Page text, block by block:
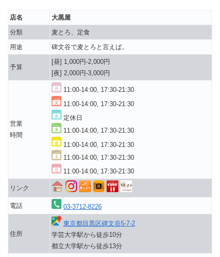
店名
大黒屋
分類
麦とろ、定食
用途
碑文谷で麦とろと言えば。
予算
[昼] 1,000円-2,000円
[夜] 2,000円-3,000円
営業
時間
11:00-14:00, 17:30-21:30
11:00-14:00, 17:30-21:30
定休日
11:00-14:00, 17:30-21:30
11:00-14:00, 17:30-21:30
11:00-14:00, 17:30-21:30
11:00-14:00, 17:30-21:30
リンク
電話 03-3712-8226
住所
東京都目黒区碑文谷5-7-2
学芸大学駅から徒歩10分
都立大学駅から徒歩13分